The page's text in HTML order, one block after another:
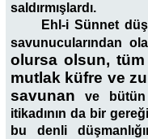
saldırmışlardı.
Ehl-i Sünnet
savunucularından
olursa olsun, tüm
mutlak küfre ve
savunan ve bütün
itikadının da bir
bu denli